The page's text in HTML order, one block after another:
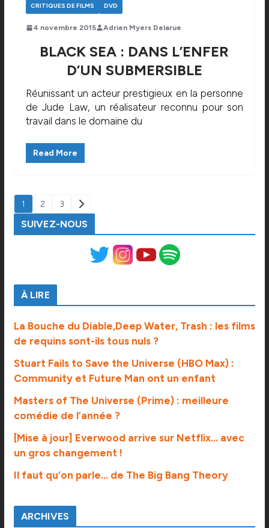
CRITIQUES DE FILMS DVD
4 novembre 2015 Adrien Myers Delarue
BLACK SEA : DANS L’ENFER
D’UN SUBMERSIBLE
Réunissant un acteur prestigieux en la personne
de Jude Law, un réalisateur reconnu pour son
travail dans le domaine du
Read More
PAGINATION
DES
PUBLICATIONS
1 2 3
SUIVEZ-NOUS
À LIRE
La Bouche du Diable,Deep Water, Trash : les films
de requins sont-ils tous nuls ?
Stuart Fails to Save the Universe (HBO Max) :
Community et Future Man ont un enfant
Masters of The Universe (Prime) : meilleure
comédie de l’année ?
[Mise à jour] Everwood arrive sur Netflix… avec
un gros changement !
Il faut qu’on parle… de The Big Bang Theory
ARCHIVES